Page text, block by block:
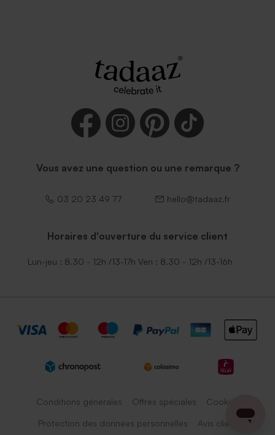
Vous avez une question ou une remarque ?
03 20 23 49 77 hello@tadaaz.fr
Horaires d'ouverture du service client
Lun-jeu : 8.30 - 12h /13-17h Ven : 8.30 - 12h /13-16h
Conditions générales Offres spéciales Cookies
Protection des données personnelles Avis client